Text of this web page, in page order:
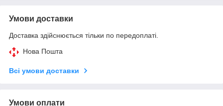
Умови доставки
Доставка здійснюється тільки по передоплаті.
Нова Пошта
Всі умови доставки
Умови оплати